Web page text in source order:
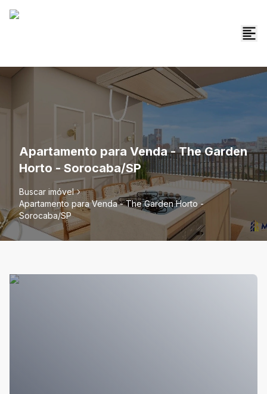
Apartamento para Venda - The Garden
Horto - Sorocaba/SP
Buscar imóvel
Apartamento para Venda - The Garden Horto -
Sorocaba/SP